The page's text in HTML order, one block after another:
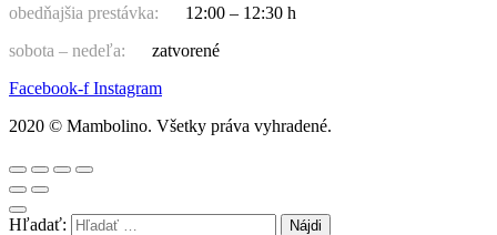
obedňajšia prestávka:
12:00 – 12:30 h
sobota – nedeľa:
zatvorené
Facebook-f Instagram
2020 © Mambolino. Všetky práva vyhradené.
Hľadať: